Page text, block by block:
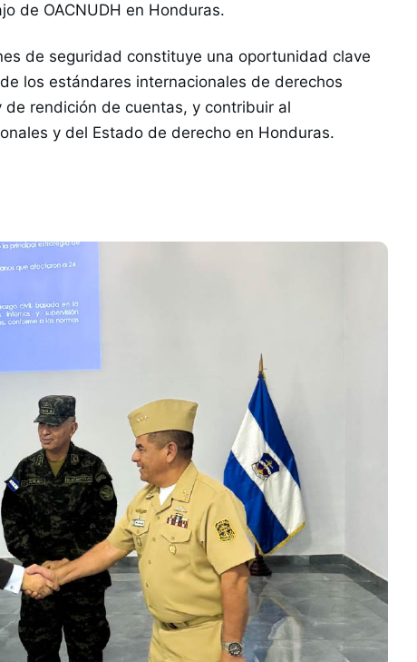
de OACNUDH en Honduras.
de seguridad constituye una oportunidad clave
los estándares internacionales de derechos
rendición de cuentas, y contribuir al